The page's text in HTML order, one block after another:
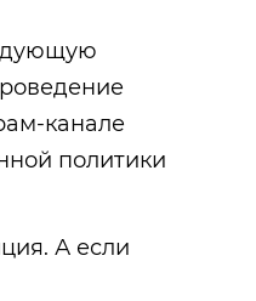
канале
политики
А если